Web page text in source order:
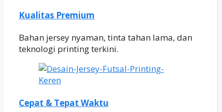
Kualitas Premium
Bahan jersey nyaman, tinta tahan lama, dan
teknologi printing terkini.
Cepat & Tepat Waktu